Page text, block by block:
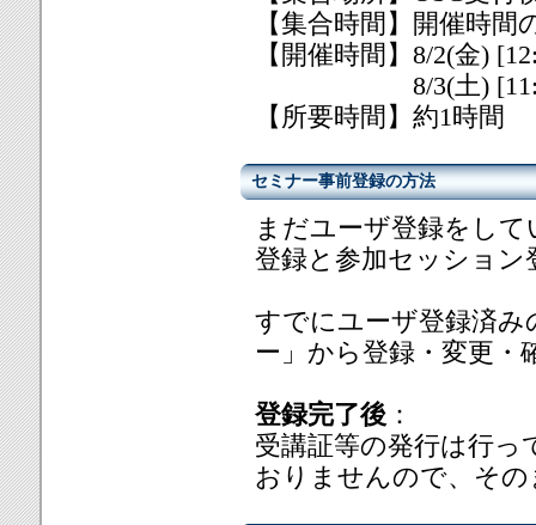
【集合時間】開催時間
【開催時間】8/2(金)
8/3(土) [11:00/
【所要時間】約1時間
セミナー事前登録の方法
まだユーザ登録をし
登録と参加セッショ
すでにユーザ登録済み
ー」から登録・変更・
登録完了後 ：
受講証等の発行は行
おりませんので、そ